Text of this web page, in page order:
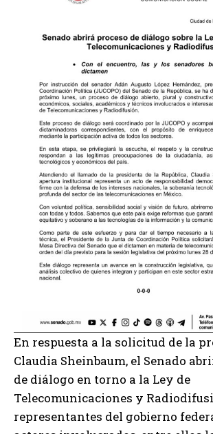
En respuesta a la solicitud de la
Claudia Sheinbaum, el Senado
de diálogo en torno a la Ley de
Telecomunicaciones y
representantes del gobierno